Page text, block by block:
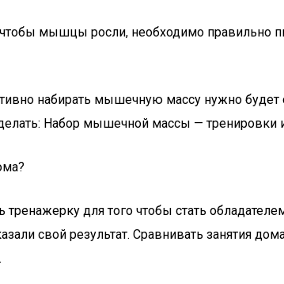
мышцы росли, необходимо правильно
набирать мышечную массу нужно
Набор мышечной массы — тренировки
тренажерку для того чтобы стать
свой результат. Сравнивать занятия